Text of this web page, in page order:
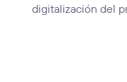
digitalización del